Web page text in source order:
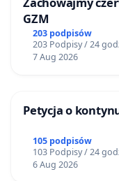
GZM
203 podpisów
203 Podpisy / 24
7 Aug 2026
Petycja o
105 podpisów
103 Podpisy / 24
6 Aug 2026